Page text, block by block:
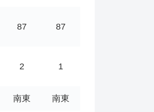
87 87
2 1
南東 南東